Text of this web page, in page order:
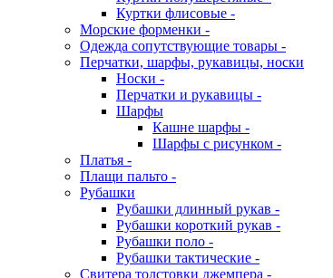
Куртки флисовые -
Морские форменки -
Одежда сопутствующие товары -
Перчатки, шарфы, рукавицы, носки
Носки -
Перчатки и рукавицы -
Шарфы
Кашне шарфы -
Шарфы с рисунком -
Платья -
Плащи пальто -
Рубашки
Рубашки длинный рукав -
Рубашки короткий рукав -
Рубашки поло -
Рубашки тактические -
Свитера толстовки джемпера -